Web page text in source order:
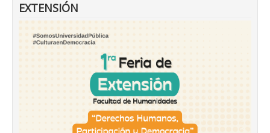
EXTENSIÓN